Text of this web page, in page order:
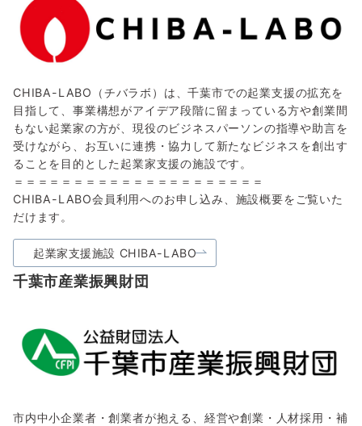
CHIBA-LABO（チバラボ）は、千葉市での起業支援の拡充を
目指して、事業構想がアイデア段階に留まっている方や創業間
もない起業家の方が、現役のビジネスパーソンの指導や助言を
受けながら、お互いに連携・協力して新たなビジネスを創出す
ることを目的とした起業家支援の施設です。
＝＝＝＝＝＝＝＝＝＝＝＝＝＝＝＝＝＝＝＝＝
CHIBA-LABO会員利用へのお申し込み、施設概要をご覧いた
だけます。
起業家支援施設 CHIBA-LABO
千葉市産業振興財団
市内中小企業者・創業者が抱える、経営や創業・人材採用・補